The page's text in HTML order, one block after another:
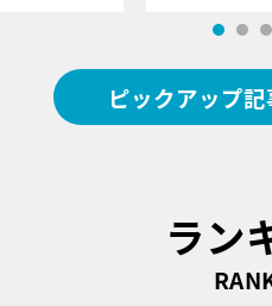
ピックアップ
ラン